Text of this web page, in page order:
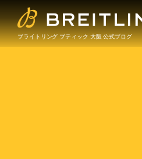
ブライトリング ブティック 大阪 公式ブログ